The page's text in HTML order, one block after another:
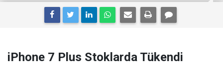
iPhone 7 Plus Stoklarda Tükendi